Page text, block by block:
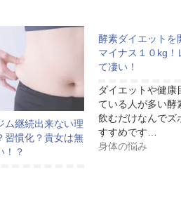
ム継続出来ない理
習慣化？貴女は無
！？
酵素ダイエットを
マイナス１０kg！
て凄い！
ダイエットや健康
ている人が多い酵
飲むだけなんでズ
すすめです…
身体の悩み